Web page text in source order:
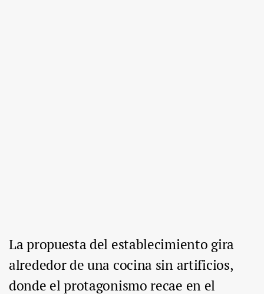
La propuesta del establecimiento gira
alrededor de una cocina sin artificios,
donde el protagonismo recae en el